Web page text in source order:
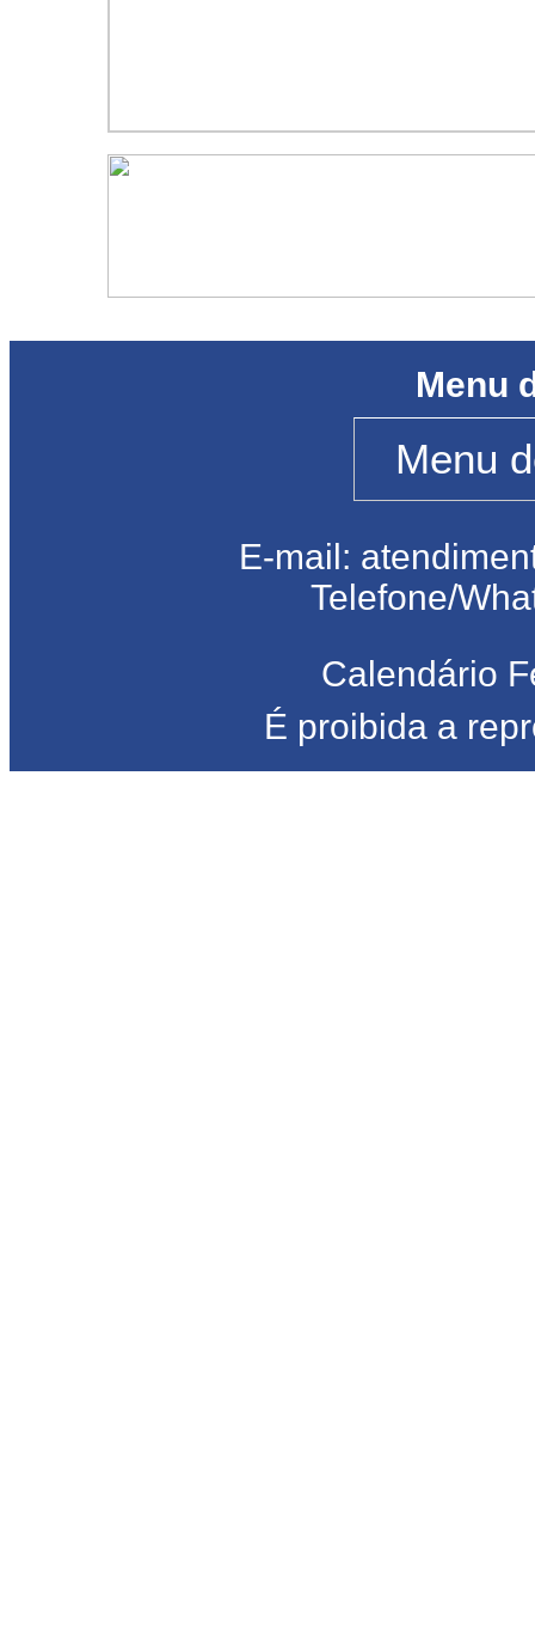
Menu
E-mail:
Telefone/
Calendário
É proibida a